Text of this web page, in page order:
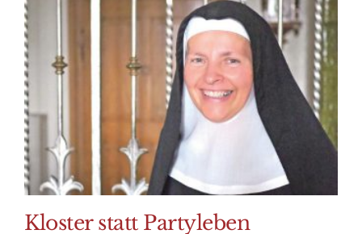
Kloster statt Partyleben